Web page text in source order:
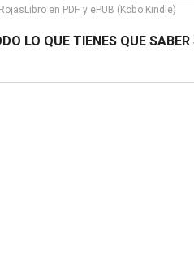
en PDF y ePUB (Kobo Kindle)
LO QUE TIENES QUE